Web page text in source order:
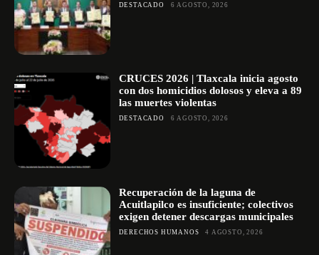
DESTACADO 6 AGOSTO, 2026
CRUCES 2026 | Tlaxcala inicia agosto
con dos homicidios dolosos y eleva a 89
las muertes violentas
DESTACADO 6 AGOSTO, 2026
Recuperación de la laguna de
Acuitlapilco es insuficiente; colectivos
exigen detener descargas municipales
DERECHOS HUMANOS 4 AGOSTO, 2026